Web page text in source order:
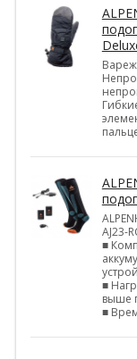
AJ23-
■
■
выше
■